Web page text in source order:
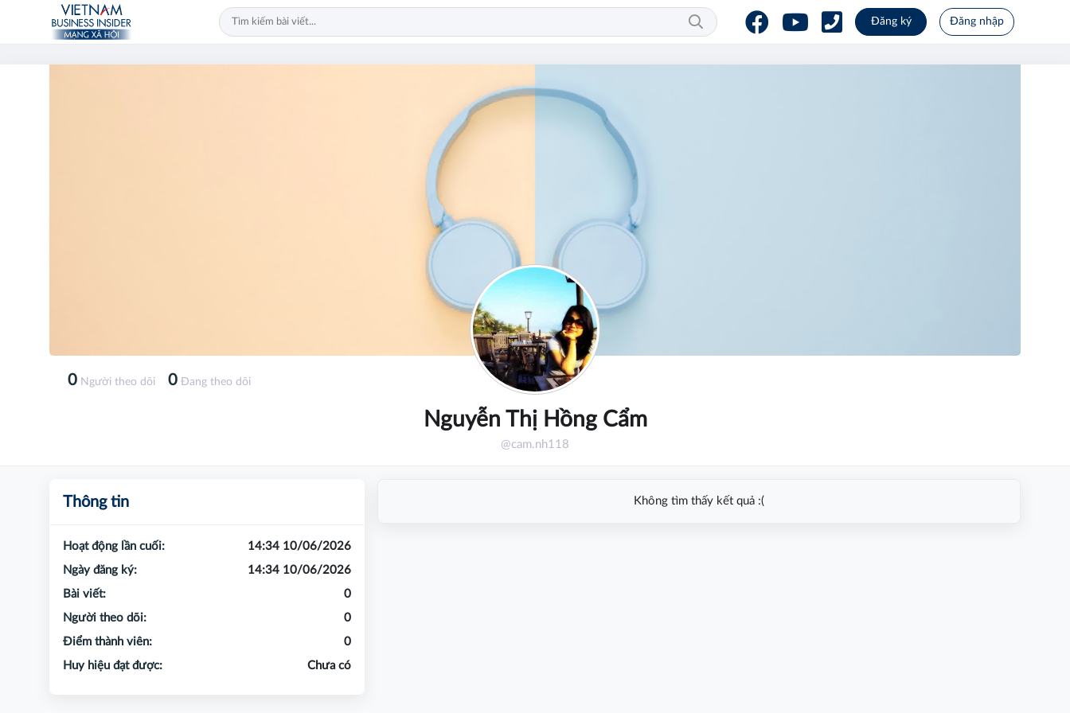
Đăng ký Đăng nhập
Nguyễn Thị Hồng Cẩm
@cam.nh118
0 Người theo dõi 0 Đang theo dõi
Không tìm thấy kết quả :(
Thông tin
Hoạt động lần cuối:
14:34 10/06/2026
Ngày đăng ký:
14:34 10/06/2026
Bài viết:
0
Người theo dõi:
0
Điểm thành viên:
0
Huy hiệu đạt được:
Chưa có